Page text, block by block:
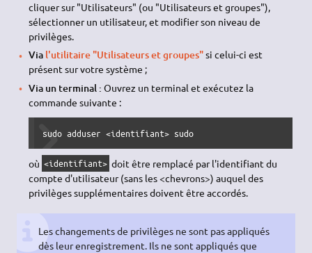
cliquer sur "Utilisateurs" (ou "Utilisateurs et groupes"),
sélectionner un utilisateur, et modifier son niveau de
privilèges.
Via l'utilitaire "Utilisateurs et groupes"si celui-ci est
présent sur votre système ;
Via un terminal : Ouvrez un terminal et exécutez la
commande suivante :
sudo adduser <identifiant> sudo
où <identifiant> doit être remplacé par l'identifiant du
compte d'utilisateur (sans les <chevrons>) auquel des
privilèges supplémentaires doivent être accordés.
Les changements de privilèges ne sont pas appliqués
dès leur enregistrement. Ils ne sont appliqués que